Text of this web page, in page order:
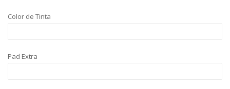
Color de Tinta
Pad Extra